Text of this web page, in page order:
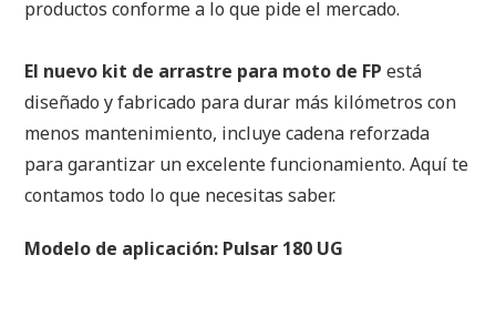
productos conforme a lo que pide el mercado.
El nuevo kit de arrastre para moto de FP está
diseñado y fabricado para durar más kilómetros con
menos mantenimiento, incluye cadena reforzada
para garantizar un excelente funcionamiento. Aquí te
contamos todo lo que necesitas saber.
Modelo de aplicación: Pulsar 180 UG